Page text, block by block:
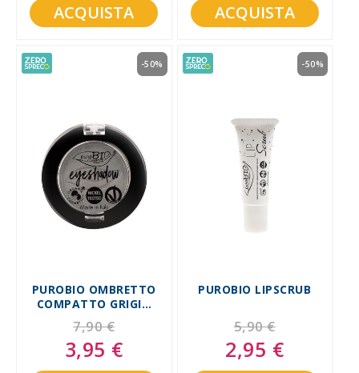
ACQUISTA ACQUISTA
PUROBIO OMBRETTO
COMPATTO GRIGIO
MATTE PACK 10
7,90 €
-50%
Special
Price
3,95 €
PUROBIO LIPSCRUB
5,90 €
-50%
Special
Price
2,95 €